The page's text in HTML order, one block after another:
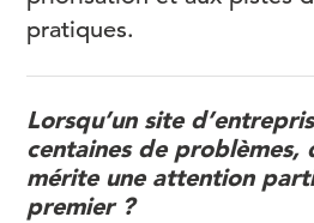
pratiques.
Lorsqu’un site
centaines de problèmes,
mérite une attention
premier ?